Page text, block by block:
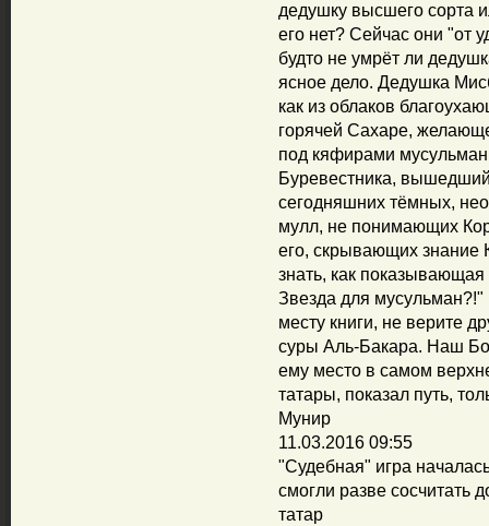
дедушку высшего сорта
его нет? Сейчас они "от
будто не умрёт ли
ясное дело. Дедушка
как из облаков
горячей Сахаре,
под кяфирами мусульман
Буревестника,
сегодняшних тёмных,
мулл, не понимающих
его, скрывающих знание
знать, как
Звезда для
месту книги, не верите
суры Аль-Бакара. Наш
ему место в самом
татары, показал путь,
Мунир
11.03.2016 09:55
"Судебная" игра
смогли разве сосчитать
татар